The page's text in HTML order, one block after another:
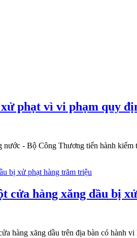
phạt vì vi phạm quy
- Bộ Công Thương tiến hành
cửa hàng xăng dầu bị
hàng xăng dầu trên địa bàn có hành